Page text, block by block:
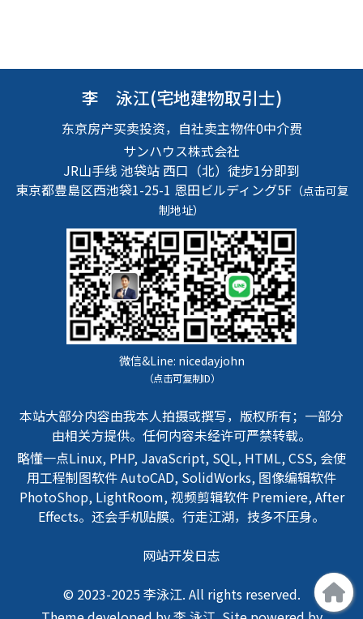
李 泳江(宅地建物取引士)
东京房产买卖投资，自社卖主物件0中介费
サンハウス株式会社
JR山手线 池袋站 西口（北）徒步1分即到
東京都豊島区西池袋1-25-1 恩田ビルディング5F（点击可复
制地址）
微信&Line: nicedayjohn
（点击可复制ID）
本站大部分内容由我本人拍摄或撰写，版权所有；一部分
由相关方提供。任何内容未经许可严禁转载。
略懂一点Linux, PHP, JavaScript, SQL, HTML, CSS, 会使
用工程制图软件 AutoCAD, SolidWorks, 图像编辑软件
PhotoShop, LightRoom, 视频剪辑软件 Premiere, After
Effects。还会手机贴膜。行走江湖，技多不压身。
网站开发日志
© 2023-2025 李泳江. All rights reserved.